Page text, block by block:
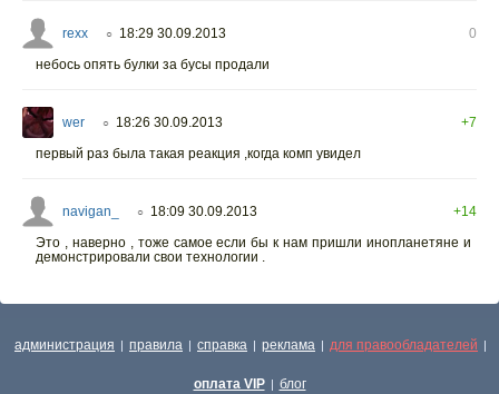
rexx ○ 18:29 30.09.2013
0
небось опять булки за бусы продали
wer ○ 18:26 30.09.2013
+7
первый раз была такая реакция ,когда комп увидел
navigan_ ○ 18:09 30.09.2013
+14
Это , наверно , тоже самое если бы к нам пришли инопланетяне и
демонстрировали свои технологии .
администрация | правила | справка | реклама | для правообладателей |
оплата VIP | блог